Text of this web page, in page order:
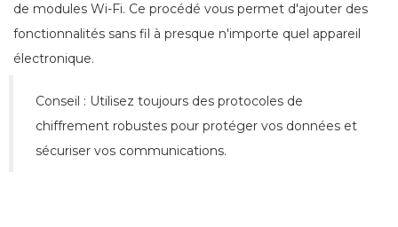
de modules Wi-Fi. Ce procédé vous permet d'ajouter des
fonctionnalités sans fil à presque n'importe quel appareil
électronique.
Conseil : Utilisez toujours des protocoles de
chiffrement robustes pour protéger vos données et
sécuriser vos communications.